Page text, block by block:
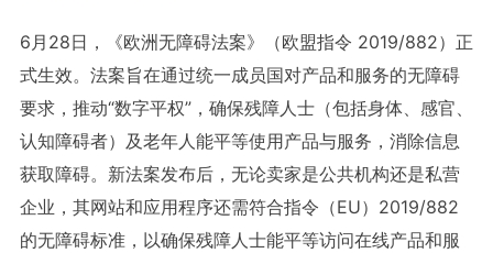
6月28日，《欧洲无障碍法案》（欧盟指令 2019/882）正
式生效。法案旨在通过统一成员国对产品和服务的无障碍
要求，推动“数字平权”，确保残障人士（包括身体、感官、
认知障碍者）及老年人能平等使用产品与服务，消除信息
获取障碍。新法案发布后，无论卖家是公共机构还是私营
企业，其网站和应用程序还需符合指令（EU）2019/882
的无障碍标准，以确保残障人士能平等访问在线产品和服